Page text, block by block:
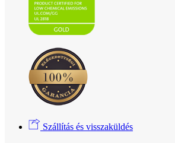
Szállítás és visszaküldés